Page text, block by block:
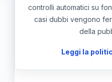
controlli automatici su
casi dubbi vengono
della
Leggi la